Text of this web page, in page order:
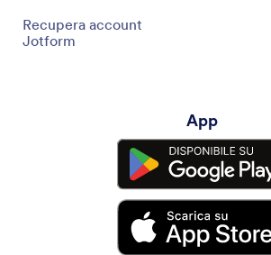
Recupera account
Jotform
App